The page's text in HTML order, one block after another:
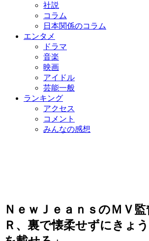
社説
コラム
日本関係のコラム
エンタメ
ドラマ
音楽
映画
アイドル
芸能一般
ランキング
アクセス
コメント
みんなの感想
ＮｅｗＪｅａｎｓのＭＶ監
Ｒ、裏で懐柔せずにきょ